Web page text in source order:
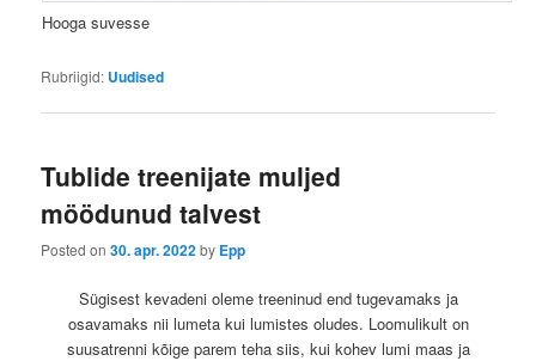
Hooga suvesse
Rubriigid: Uudised
Tublide treenijate muljed
möödunud talvest
Posted on30. apr. 2022by Epp
Sügisest kevadeni oleme treeninud end tugevamaks ja
osavamaks nii lumeta kui lumistes oludes. Loomulikult on
suusatrenni kõige parem teha siis, kui kohev lumi maas ja